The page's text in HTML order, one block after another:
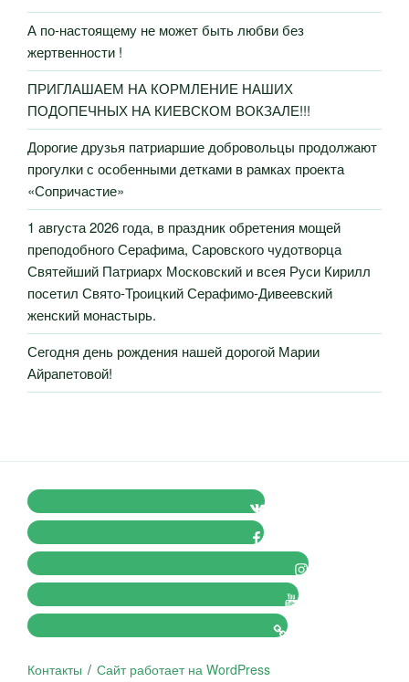
А по-настоящему не может быть любви без
жертвенности !
ПРИГЛАШАЕМ НА КОРМЛЕНИЕ НАШИХ
ПОДОПЕЧНЫХ НА КИЕВСКОМ ВОКЗАЛЕ!!!
Дорогие друзья патриаршие добровольцы продолжают
прогулки с особенными детками в рамках проекта
«Сопричастие»
1 августа 2026 года, в праздник обретения мощей
преподобного Серафима, Саровского чудотворца
Святейший Патриарх Московский и всея Руси Кирилл
посетил Свято-Троицкий Серафимо-Дивеевский
женский монастырь.
Сегодня день рождения нашей дорогой Марии
Айрапетовой!
VK Православные Добровольцы
FB Православные Добровольцы
Instagram Православные Добровольцы
Youtube Православные Добровольцы
Tik-tok Православные Добровольцы
Контакты Сайт работает на WordPress